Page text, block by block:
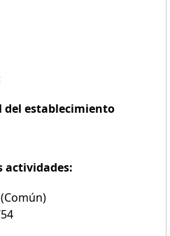
del establecimiento
actividades: